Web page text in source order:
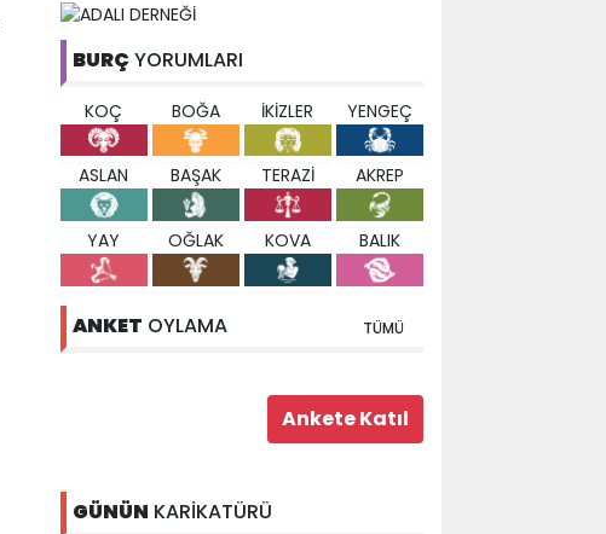
BURÇ YORUMLARI
KOÇ BOĞA İKİZLER YENGEÇ
ASLAN BAŞAK TERAZİ AKREP
YAY OĞLAK KOVA BALIK
ANKET OYLAMA TÜMÜ
GÜNÜN KARİKATÜRÜ